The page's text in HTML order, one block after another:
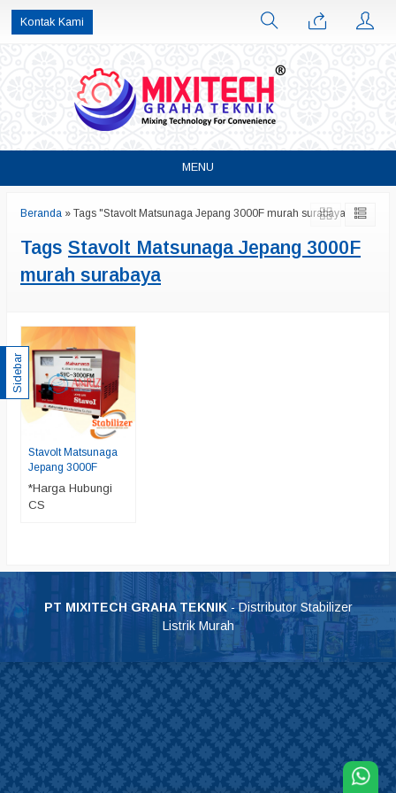
Kontak Kami
MENU
Beranda » Tags "Stavolt Matsunaga Jepang 3000F murah surabaya"
Tags Stavolt Matsunaga Jepang 3000F
murah surabaya
Stavolt Matsunaga
Jepang 3000F
*Harga Hubungi
CS
Sidebar
PT MIXITECH GRAHA TEKNIK- Distributor Stabilizer
Listrik Murah